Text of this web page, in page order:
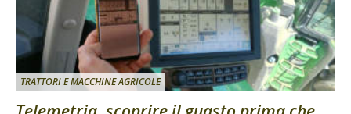
TRATTORI E MACCHINE AGRICOLE